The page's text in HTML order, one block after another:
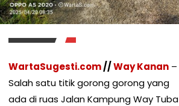
WartaSugesti.com//Way Kanan –
Salah satu titik gorong gorong yang
ada di ruas Jalan Kampung Way Tuba